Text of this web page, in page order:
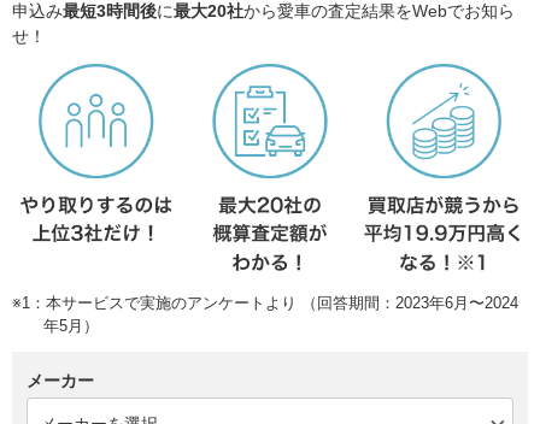
申込み最短3時間後に最大20社から愛車の査定結果をWebでお知ら
せ！
※1：本サービスで実施のアンケートより （回答期間：2023年6月〜2024
年5月）
メーカー